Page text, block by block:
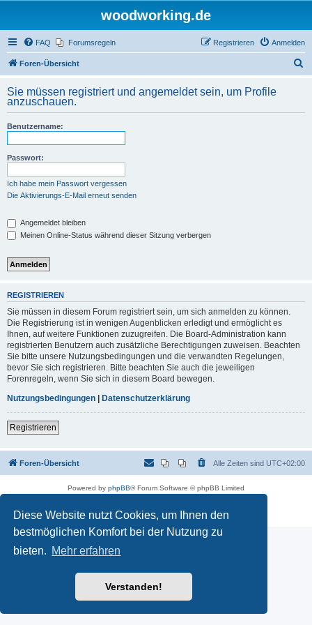
Diese Website nutzt Cookies, um Ihnen den
bestmöglichen Komfort bei der Nutzung zu
bieten. Mehr erfahren
Verstanden!
woodworking.de
FAQ Forumsregeln Anmelden
Registrieren
Foren-Übersicht
h
Sie müssen registriert und angemeldet sein, um Profile
anzuschauen.
Benutzername:
Passwort:
Ich habe mein Passwort vergessen
Die Aktivierungs-E-Mail erneut senden
Angemeldet bleiben
Meinen Online-Status während dieser Sitzung verbergen
REGISTRIEREN
Sie müssen in diesem Forum registriert sein, um sich anmelden zu können.
Die Registrierung ist in wenigen Augenblicken erledigt und ermöglicht es
Ihnen, auf weitere Funktionen zuzugreifen. Die Board-Administration kann
registrierten Benutzern auch zusätzliche Berechtigungen zuweisen. Beachten
Sie bitte unsere Nutzungsbedingungen und die verwandten Regelungen,
bevor Sie sich registrieren. Bitte beachten Sie auch die jeweiligen
Forenregeln, wenn Sie sich in diesem Board bewegen.
Nutzungsbedingungen | Datenschutzerklärung
Registrieren
Foren-Übersicht Alle Zeiten sind UTC+02:00
Powered by phpBB® Forum Software © phpBB Limited
Datenschutz|Nutzungsbedingungen